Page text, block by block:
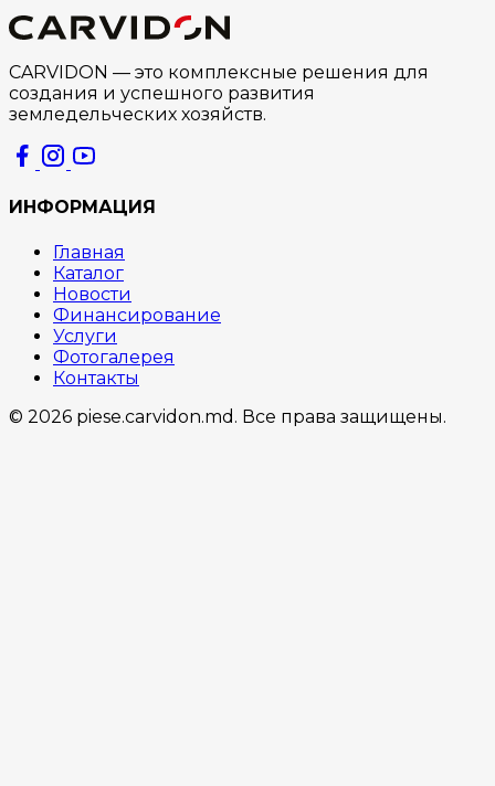
CARVIDON — это комплексные решения для
создания и успешного развития
земледельческих хозяйств.
ИНФОРМАЦИЯ
Главная
Каталог
Новости
Финансирование
Услуги
Фотогалерея
Контакты
© 2026 piese.carvidon.md. Все права защищены.